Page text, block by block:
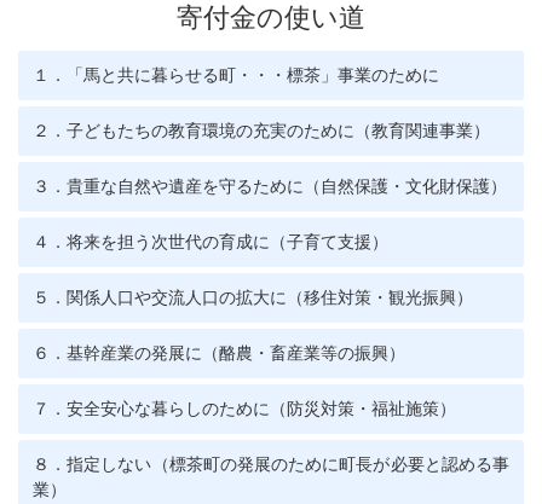
寄付金の使い道
１．「馬と共に暮らせる町・・・標茶」事業のために
２．子どもたちの教育環境の充実のために（教育関連事業）
３．貴重な自然や遺産を守るために（自然保護・文化財保護）
４．将来を担う次世代の育成に（子育て支援）
５．関係人口や交流人口の拡大に（移住対策・観光振興）
６．基幹産業の発展に（酪農・畜産業等の振興）
７．安全安心な暮らしのために（防災対策・福祉施策）
８．指定しない（標茶町の発展のために町長が必要と認める事
業）